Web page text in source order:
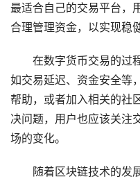
最适合自己的交易平台，
合理管理资金，以实现稳
在数字货币交易的过
如交易延迟、资金安全等
帮助，或者加入相关的社
决问题，用户也应该关注
场的变化。
随着区块链技术的发